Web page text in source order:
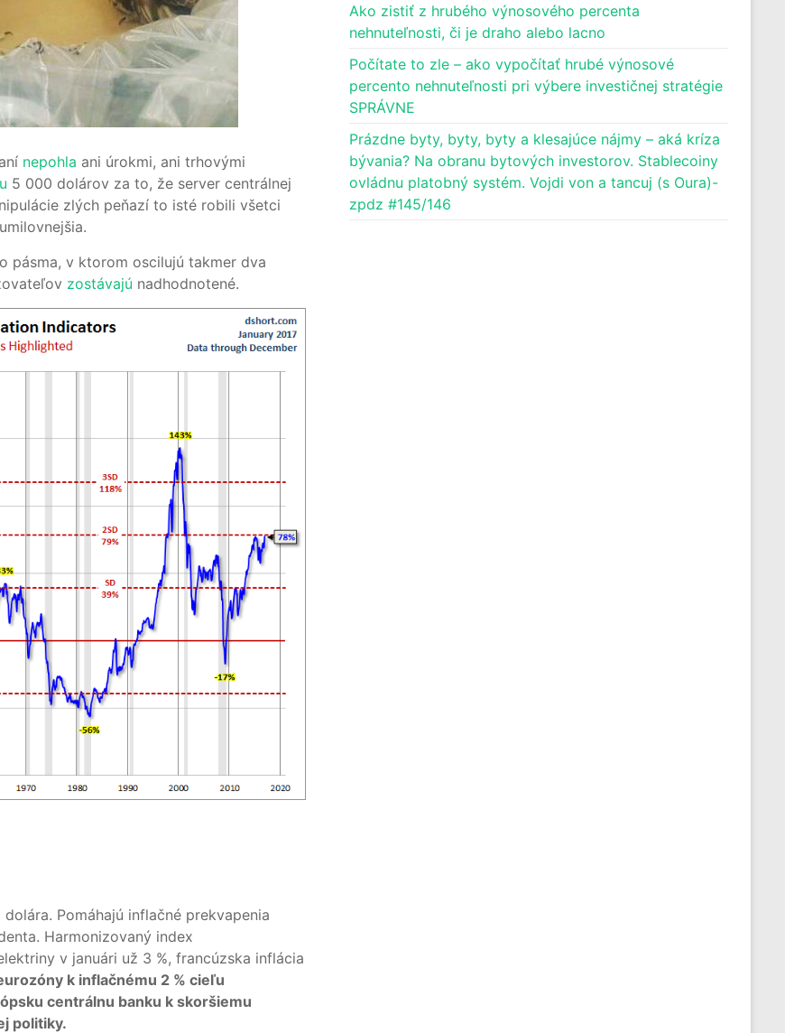
nepohla ani úrokmi, ani trhovými
5 000 dolárov za to, že server centrálnej
zlých peňazí to isté robili všetci
pásma, v ktorom oscilujú takmer dva
zostávajú nadhodnotené.
Pomáhajú inflačné prekvapenia
Harmonizovaný index
v januári už 3 %, francúzska inflácia
k inflačnému 2 % cieľu
centrálnu banku k skoršiemu
politiky.
Ako zistiť z hrubého výnosového percenta
nehnuteľnosti, či je draho alebo lacno
Počítate to zle – ako vypočítať hrubé výnosové
percento nehnuteľnosti pri výbere investičnej stratégie
SPRÁVNE
Prázdne byty, byty, byty a klesajúce nájmy – aká kríza
bývania? Na obranu bytových investorov. Stablecoiny
ovládnu platobný systém. Vojdi von a tancuj (s Oura)-
zpdz #145/146